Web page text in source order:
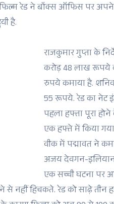
रेड ने बॉक्स ऑफिस पर अपने
है.
राजकुमार गुप्ता के
करोड़ 48 लाख रूपये
रुपये कमाया है.
55 रूपये. रेड का नेट
पहला हफ्ता पूरा
एक हफ्ते में किया
वीक में पद्मावत ने
अजय देवगन-
एक सच्ची घटना पर
नहीं हिचकते. रेड को साढ़े तीन